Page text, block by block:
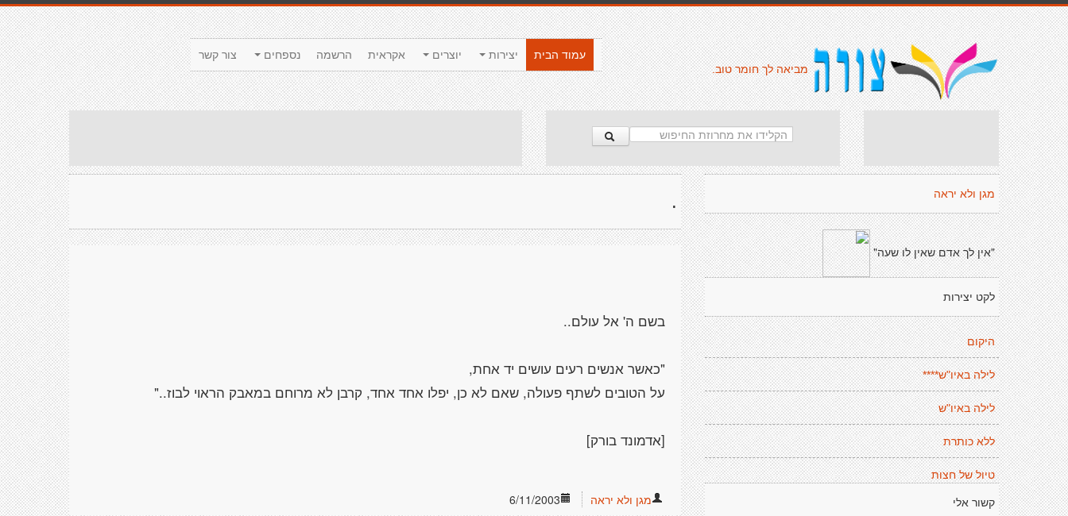
צור קשר נספחים הרשמה אקראית יוצרים יצירות
עמוד הבית
מביאה לך חומר טוב.
.
6/11/2003 מגן ולא יראה
מגן ולא יראה
"אין לך אדם שאין לו שעה"
לקט יצירות
היקום
לילה באיו"ש****
לילה באיו"ש
ללא כותרת
טיול של חצות
קשור אלי